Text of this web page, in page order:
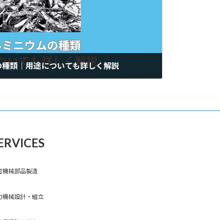
類｜用途についても詳しく解説
機械部品製造
機械設計・組立